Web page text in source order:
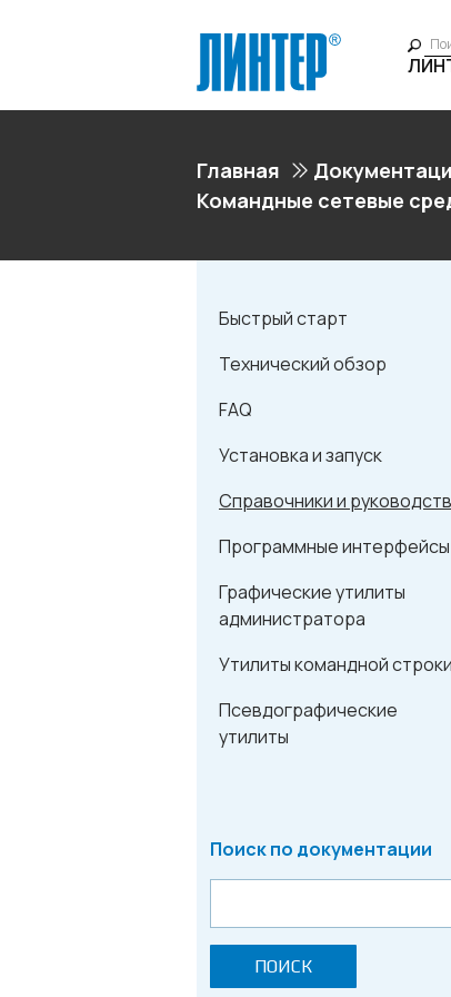
Главная
Командные сетевые
Быстрый старт
Технический обзор
FAQ
Установка и запуск
Справочники и
Программные интерфейсы
Графические утилиты
администратора
Утилиты командной строки
Псевдографические
утилиты
Поиск по документации
ПОИСК